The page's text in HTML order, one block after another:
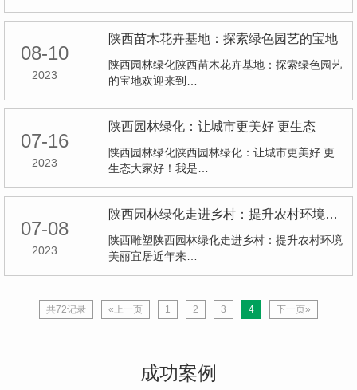
08-10
2023
陕西苗木花卉基地：探索绿色园艺的宝地
陕西园林绿化陕西苗木花卉基地：探索绿色园艺
的宝地欢迎来到…
07-16
2023
陕西园林绿化：让城市更美好 更生态
陕西园林绿化陕西园林绿化：让城市更美好 更
生态大家好！我是…
07-08
2023
陕西园林绿化走进乡村：提升农村环境美丽宜居
陕西雕塑陕西园林绿化走进乡村：提升农村环境
美丽宜居近年来…
共72记录 «上一页 1 2 3 4 下一页»
成功案例